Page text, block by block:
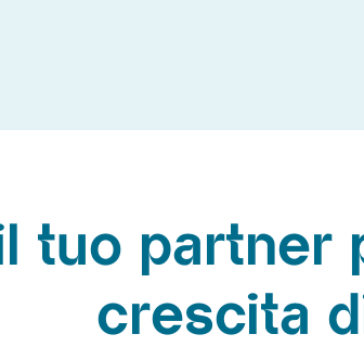
tuo partner
crescita